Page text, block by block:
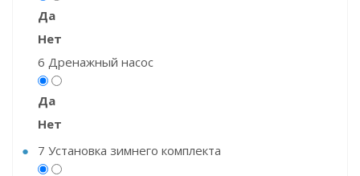
Да
Нет
6 Дренажный насос
Да
Нет
7 Установка зимнего комплекта